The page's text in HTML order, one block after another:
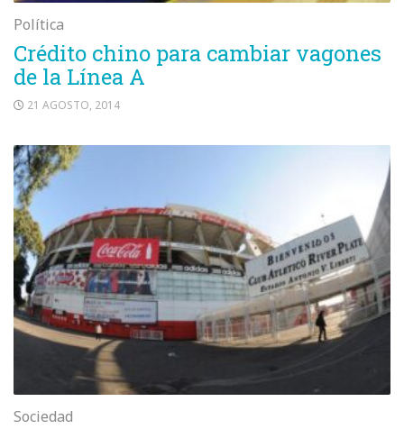
Política
Crédito chino para cambiar vagones
de la Línea A
21 AGOSTO, 2014
Sociedad